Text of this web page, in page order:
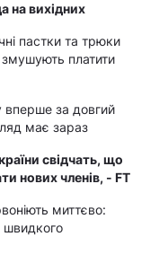
на вихідних
пастки та трюки
платити
вперше за довгий
має зараз
свідчать, що
нових членів, - FT
миттєво:
швидкого